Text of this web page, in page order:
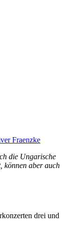
Fraenzke
die Ungarische
können aber auch
drei und